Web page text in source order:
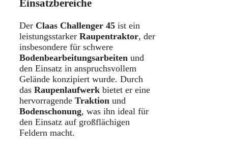
Einsatzbereiche
Der Claas Challenger 45 ist ein
leistungsstarker Raupentraktor, der
insbesondere für schwere
Bodenbearbeitungsarbeiten und
den Einsatz in anspruchsvollem
Gelände konzipiert wurde. Durch
das Raupenlaufwerk bietet er eine
hervorragende Traktion und
Bodenschonung, was ihn ideal für
den Einsatz auf großflächigen
Feldern macht.